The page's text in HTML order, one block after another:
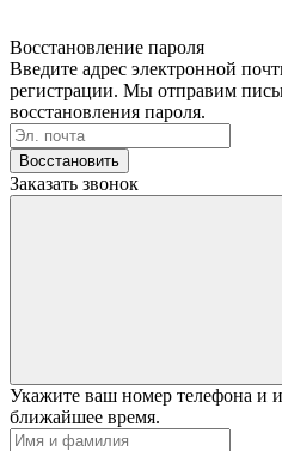
Восстановление пароля
Введите адрес электронной
регистрации. Мы отправим
восстановления пароля.
Восстановить
Заказать звонок
Укажите ваш номер телефона и
ближайшее время.